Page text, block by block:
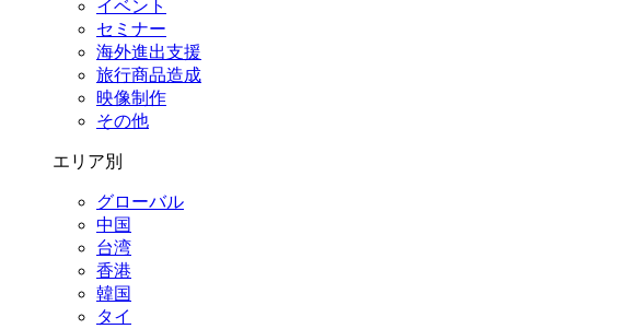
イベント
セミナー
海外進出支援
旅行商品造成
映像制作
その他
エリア別
グローバル
中国
台湾
香港
韓国
タイ